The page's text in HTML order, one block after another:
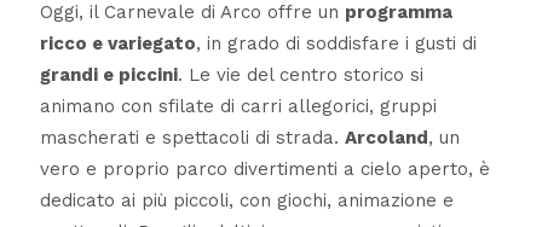
Oggi, il Carnevale di Arco offre un programma
ricco e variegato, in grado di soddisfare i gusti di
grandi e piccini. Le vie del centro storico si
animano con sfilate di carri allegorici, gruppi
mascherati e spettacoli di strada. Arcoland , un
vero e proprio parco divertimenti a cielo aperto, è
dedicato ai più piccoli, con giochi, animazione e